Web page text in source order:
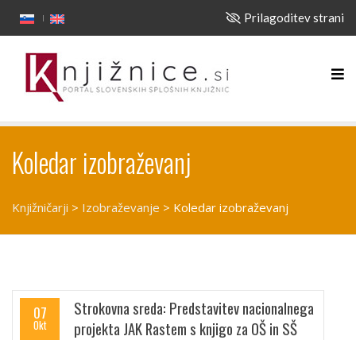
Prilagoditev strani
Koledar izobraževanj
Knjižničarji > Izobraževanje > Koledar izobraževanj
07
Okt
Strokovna sreda: Predstavitev nacionalnega
projekta JAK Rastem s knjigo za OŠ in SŠ